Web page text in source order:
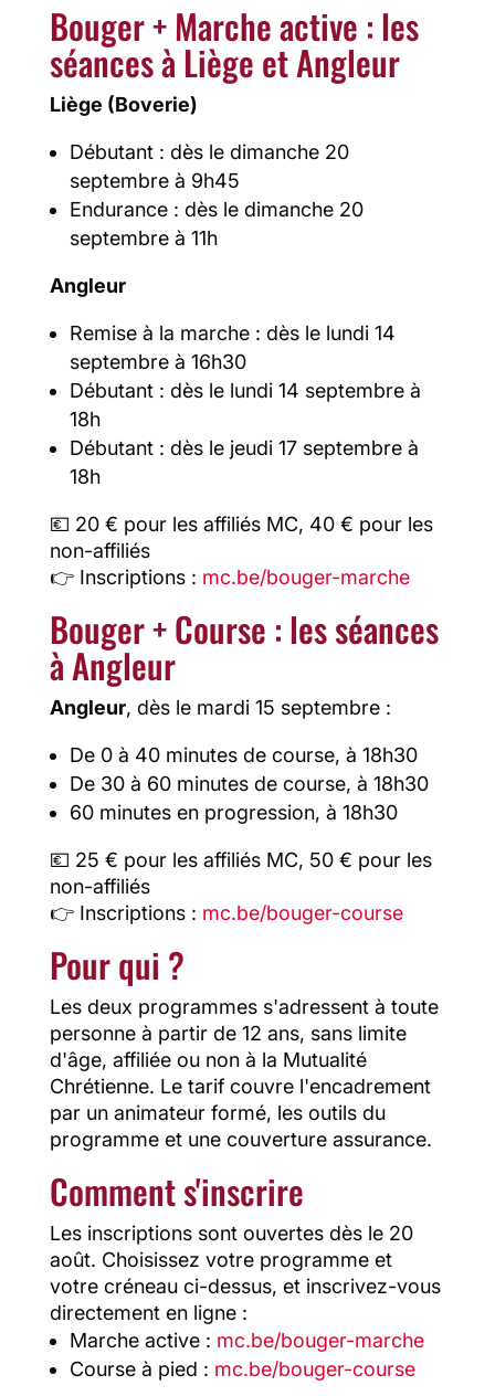
Bouger + Marche active : les
séances à Liège et Angleur
Liège (Boverie)
Débutant : dès le dimanche 20
septembre à 9h45
Endurance : dès le dimanche 20
septembre à 11h
Angleur
Remise à la marche : dès le lundi 14
septembre à 16h30
Débutant : dès le lundi 14 septembre à
18h
Débutant : dès le jeudi 17 septembre à
18h
💶 20 € pour les affiliés MC, 40 € pour les
non-affiliés
👉 Inscriptions : mc.be/bouger-marche
Bouger + Course : les séances
à Angleur
Angleur, dès le mardi 15 septembre :
De 0 à 40 minutes de course, à 18h30
De 30 à 60 minutes de course, à 18h30
60 minutes en progression, à 18h30
💶 25 € pour les affiliés MC, 50 € pour les
non-affiliés
👉 Inscriptions : mc.be/bouger-course
Pour qui ?
Les deux programmes s'adressent à toute
personne à partir de 12 ans, sans limite
d'âge, affiliée ou non à la Mutualité
Chrétienne. Le tarif couvre l'encadrement
par un animateur formé, les outils du
programme et une couverture assurance.
Comment s'inscrire
Les inscriptions sont ouvertes dès le 20
août. Choisissez votre programme et
votre créneau ci-dessus, et inscrivez-vous
directement en ligne :
Marche active : mc.be/bouger-marche
Course à pied : mc.be/bouger-course